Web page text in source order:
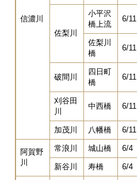
信濃川
佐梨川
小平沢
橋上流
6/11
佐梨川
橋
6/11
破間川
四日町
橋
6/11
刈谷田
川
中西橋 6/11
加茂川 八幡橋 6/11
阿賀野
川
常浪川 城山橋 6/4
新谷川 寿橋 6/4